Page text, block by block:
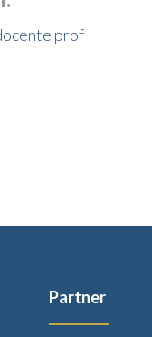
prof
Partner